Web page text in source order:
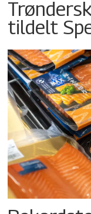
tildelt